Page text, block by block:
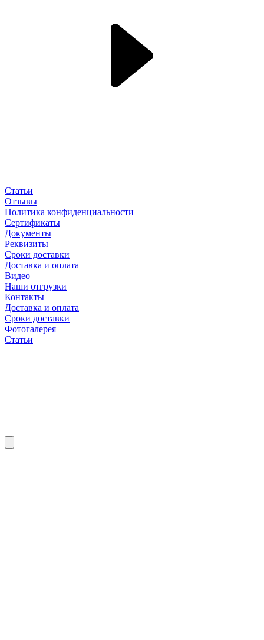
Статьи
Отзывы
Политика конфиденциальности
Сертификаты
Документы
Реквизиты
Сроки доставки
Доставка и оплата
Видео
Наши отгрузки
Контакты
Доставка и оплата
Сроки доставки
Фотогалерея
Статьи